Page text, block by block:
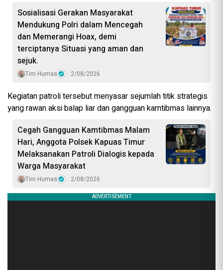
Sosialisasi Gerakan Masyarakat
Mendukung Polri dalam Mencegah
dan Memerangi Hoax, demi
terciptanya Situasi yang aman dan
sejuk.
Tim Humas 2/08/2026
Kegiatan patroli tersebut menyasar sejumlah titik strategis
yang rawan aksi balap liar dan gangguan kamtibmas lainnya.
Cegah Gangguan Kamtibmas Malam
Hari, Anggota Polsek Kapuas Timur
Melaksanakan Patroli Dialogis kepada
Warga Masyarakat
Tim Humas 2/08/2026